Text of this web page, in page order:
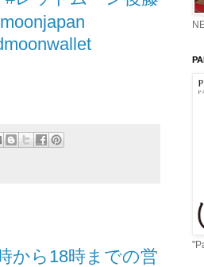
から18時までの営